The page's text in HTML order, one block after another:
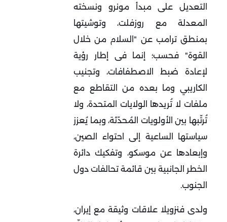
التعديل على مبدأ مونرو ونسخته
المعدلة مع روزفلت، وتوشيتها
بمنطق ترامب عن "السلام من خلال
القوة" فحسب؛ إنما فى إطار رؤية
لإعادة ضبط الاصطفافات، وتجنيب
الكاريبي وما بعده من التقاطع مع
ملفات لا تُريدها الولايات المتحدة، ولا
تُرتّبها بين الأولويات المُحدّثة، وبما يُعزز
سياستها الساعية إلى احتواء الصين،
وإبعادها عن موسكو، وتفكيك دائرة
الخطر الجانبية بين قائمة تحالفات دول
الجنوب.
ولدى فنزويلا علاقات وثيقة مع إيران،